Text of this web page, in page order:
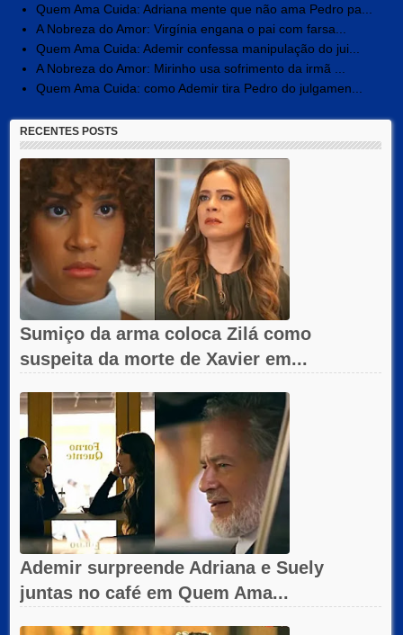
Quem Ama Cuida: Adriana mente que não ama Pedro pa...
A Nobreza do Amor: Virgínia engana o pai com farsa...
Quem Ama Cuida: Ademir confessa manipulação do jui...
A Nobreza do Amor: Mirinho usa sofrimento da irmã ...
Quem Ama Cuida: como Ademir tira Pedro do julgamen...
RECENTES POSTS
Sumiço da arma coloca Zilá como
suspeita da morte de Xavier em...
Ademir surpreende Adriana e Suely
juntas no café em Quem Ama...